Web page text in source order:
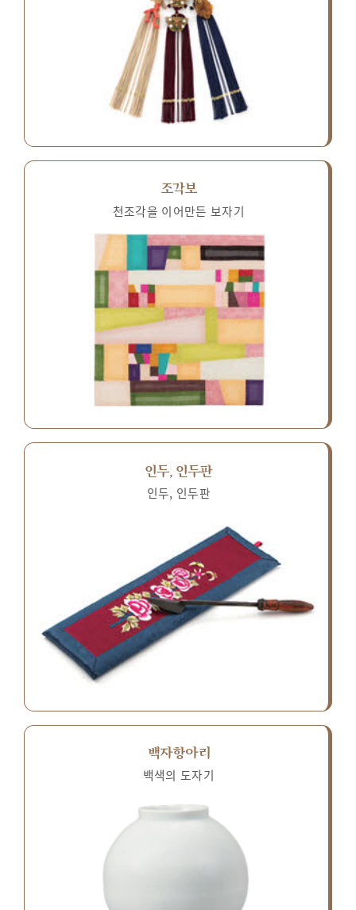
조각보
천조각을 이어만든 보자기
인두, 인두판
인두, 인두판
백자항아리
백색의 도자기